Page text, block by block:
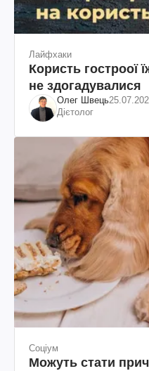
Лайфхаки
Користь гостроої
не здогадувалися
Олег Швець
Дієтолог
Соціум
Можуть стати